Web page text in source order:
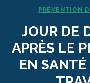
PRÉVENTION
JOUR DE
APRÈS LE
EN